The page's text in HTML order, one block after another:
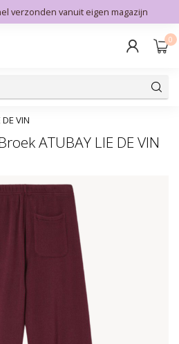
verzonden vanuit eigen magazijn
0
VIN
ATUBAY LIE DE VIN